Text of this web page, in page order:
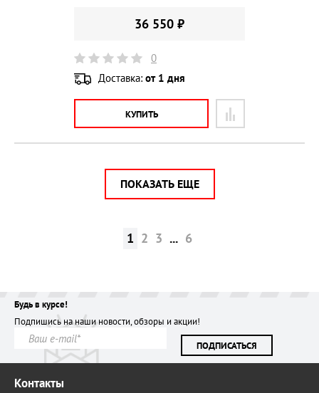
36 550 ₽
0
Доставка: от 1 дня
КУПИТЬ
ПОКАЗАТЬ ЕЩЕ
1 2 3 ... 6
Будь в курсе!
Подпишись на наши новости, обзоры и акции!
ПОДПИСАТЬСЯ
Контакты